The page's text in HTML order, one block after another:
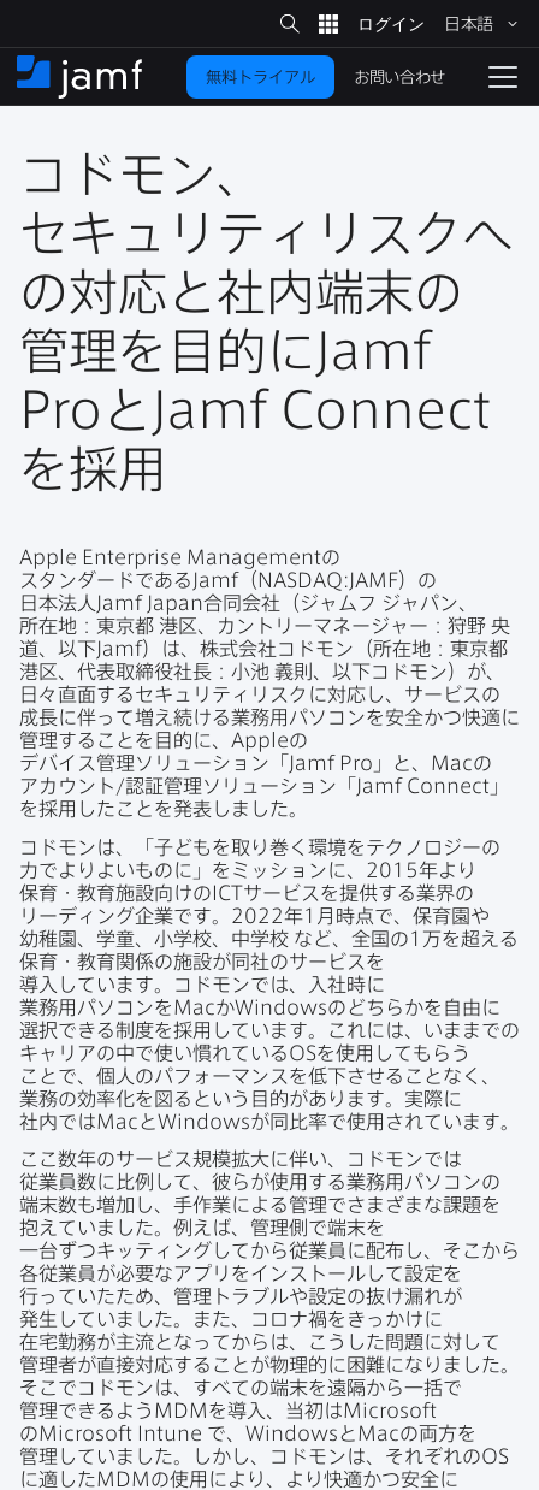
イ
ン
コ
テ
に
移
動
サ
イ
ト
検
索
日本語
ホ
ー
ナ
無料トライアル お問い合わせ
コドモン、​
セキュリティリスクへ
の​対応と​社内端末の​
管理を​目的に Jamf
Pro と Jamf Connect
を​採用
Apple Enterprise Managementの​
スタンダードである Jamf （ NASDAQ: JAMF）の​
日本法人
Jamf Japan合同会社​（ジャムフ ジャパン、​
所在地：東京都 港区、​カントリーマネージ​ャー：狩野 央
道、以下 Jamf）は、​株式会社コドモン​（所在地：東京都
港区、代表取締役社長：小池 義則、​以下​コドモン）が、​
日々​直面する​セキュリティリスクに​対応し、​サービスの​
成長に​伴って​増え続ける​業務用パソコンを​安全か​つ快適に​
管理する​ことを​目的に、 Appleの​
デバイス管理ソリューション​「
Jamf Pro 」と、 Macの​
アカウント/認証管理ソリューション​「
Jamf Connect 」
を​採用した​ことを​発表しました。
コドモンは、​「子どもを​取り巻く​環境を​テクノロジーの​
力で​より​よい​ものに」を​ミッションに、
2015年より​
保育・教育施設向けのICTサービスを​提供する​業界の​
リーディング企業です。
2022年1 月時点で、​保育園や​
幼稚園、​学童、​小学校、​中学校 など、​全国の1 万を​超える​
保育・教育関係の​施設が​同社の​サービスを​
導入しています。​コドモンでは、​入社時に​
業務用パソコンをMacかWindowsの​どちらかを​自由に​
選択できる​制度を​採用しています。​これには、​いままでの​
キャリアの​中で​使い​慣れているOSを​使用して​もらう​
ことで、​個人の​パフォーマンスを​低下させる​ことなく、​
業務の​効率化を​図ると​いう​目的が​あります。​実際に​
社内ではMacとWindowsが​同比率で​使用されています。
ここ数年の​サービス規模拡大に​伴い、​コドモンでは​
従業員数に​比例して、​彼らが​使用する​業務用パソコンの​
端末数も​増加し、​手作業に​よる​管理でさまざまな​課題を​
抱えていました。​例えば、​管理側で​端末を​
一台ずつキッティングしてから​従業員に​配布し、​そこから​
各従業員が​必要な​アプリを​インストールして​設定を​
行っていた​ため、​管理トラブルや​設定の​抜け漏れが​
発生していました。​また、​コロナ禍を​きっかけに
在宅勤務が​主流と​なってからは、​こうした​問題に​対して​
管理者が​直接対応する​ことが​物理的に​困難に​なりました。​
そこで​コドモンは、​すべての​端末を​遠隔から​一括で​
管理できるよう MDMを​導入、​当初はMicrosoft
のMicrosoft Intune で、 Windowsと Macの​両方を​
管理していました。​しかし、​コドモンは、​それぞれのOS
に​適したMDMの​使用に​より、​より​快適かつ安全に​